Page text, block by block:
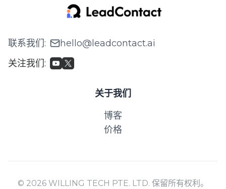
联系我们:
hello@leadcontact.ai
关注我们:
关于我们
博客
价格
© 2026 WILLING TECH PTE. LTD. 保留所有权利。